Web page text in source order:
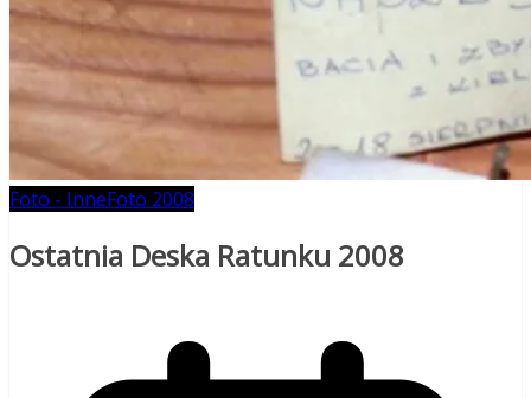
Foto - InneFoto 2008
Ostatnia Deska Ratunku 2008